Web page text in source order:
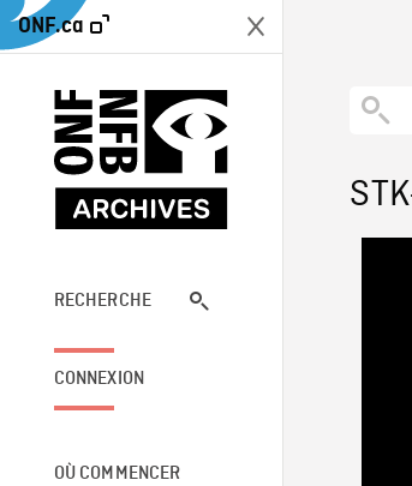
ONF.ca
RECHERCHE
CONNEXION
OÙ COMMENCER